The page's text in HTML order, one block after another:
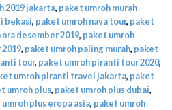
2019 jakarta, paket umroh murah
bekasi, paket umroh nava tour, paket
desember 2019, paket umroh
, paket umroh paling murah, paket
tour, paket umroh piranti tour 2020,
umroh piranti travel jakarta, paket
umroh plus, paket umroh plus dubai,
plus eropa asia, paket umroh